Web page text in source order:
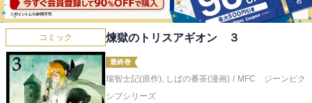
コミック 煉獄のトリスアギオン ３
最終巻
瑞智士記(原作), しばの番茶(漫画) / MFC ジーンピク
シブシリーズ